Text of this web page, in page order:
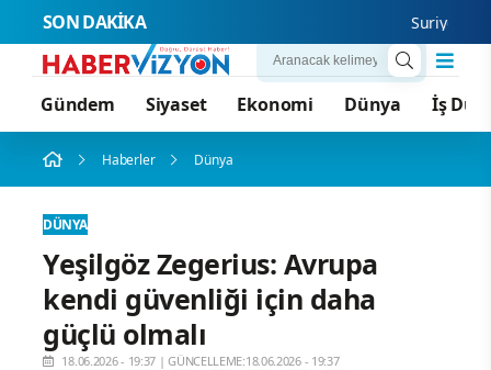
SON DAKİKA Suriye’nin
Gündem Siyaset Ekonomi Dünya İş
Haberler Dünya
DÜNYA
Yeşilgöz Zegerius: Avrupa
kendi güvenliği için daha
güçlü olmalı
18.06.2026 - 19:37 |GÜNCELLEME:18.06.2026 - 19:37